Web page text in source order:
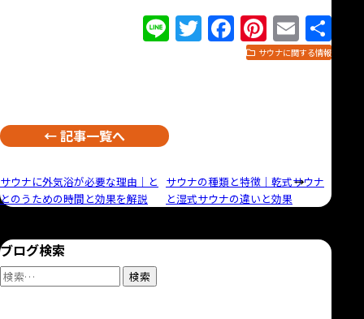
LineTwitter
Facebook
サウナに関する情報
記事一覧へ
投
稿
ナ
ビ
ゲ
サウナの種類と特徴｜乾式サウナ
と湿式サウナの違いと効果
サウナに外気浴が必要な理由｜と
とのうための時間と効果を解説
ブログ検索
検
索: